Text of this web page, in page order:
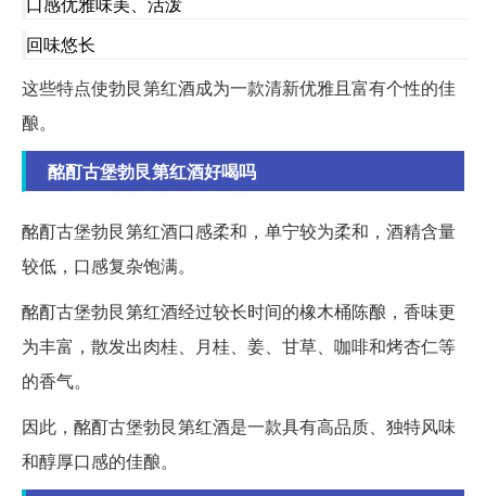
回味悠长
这些特点使勃艮第红酒成为一款清新优雅且富有个性的佳
酿。
酩酊古堡勃艮第红酒好喝吗
酩酊古堡勃艮第红酒口感柔和，单宁较为柔和，酒精含量
较低，口感复杂饱满。
酩酊古堡勃艮第红酒经过较长时间的橡木桶陈酿，香味更
为丰富，散发出肉桂、月桂、姜、甘草、咖啡和烤杏仁等
的香气。
因此，酩酊古堡勃艮第红酒是一款具有高品质、独特风味
和醇厚口感的佳酿。